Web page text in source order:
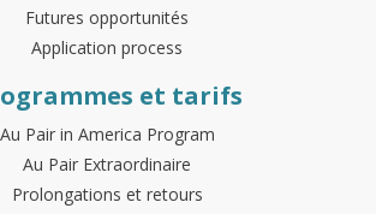
Futures opportunités
Application process
et tarifs
Au Pair in America Program
Au Pair Extraordinaire
Prolongations et retours